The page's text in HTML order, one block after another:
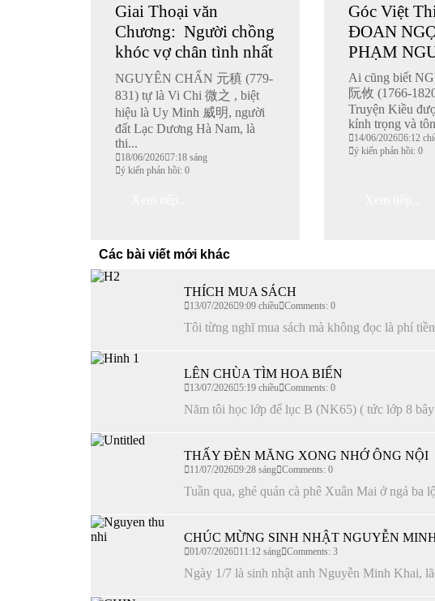
Giai Thoại văn
Chương: Người chồng
khóc vợ chân tình nhất
NGUYÊN CHẨN 元稹 (779-
831) tự là Vi Chi 微之 , biệt
hiệu là Uy Minh 威明, người
đất Lạc Dương Hà Nam, là
thi...
18/06/2026 7:18 sáng
ý kiến phản hồi: 0
Góc Việt
ĐOAN
PHẠM
Ai cũng biết
阮攸 (1766-
Truyện Kiều
kính trọng và
14/06/2026 6:12
ý kiến phản hồi: 0
Các bài viết mới khác
THÍCH MUA SÁCH
13/07/2026 9:09 chiều Comments: 0
Tôi từng nghĩ mua sách mà không đọc là phí
LÊN CHÙA TÌM HOA BIỂN
13/07/2026 5:19 chiều Comments: 0
Năm tôi học lớp để lục B (NK65) ( tức lớp 8
THẤY ĐÈN MĂNG XONG NHỚ ÔNG NỘI
11/07/2026 9:28 sáng Comments: 0
Tuần qua, ghé quán cà phê Xuân Mai ở ngả
CHÚC MỪNG SINH NHẬT NGUYỄN
01/07/2026 11:12 sáng Comments: 3
Ngày 1/7 là sinh nhật anh Nguyễn Minh Khai,